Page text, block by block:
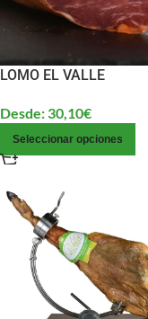
LOMO EL VALLE
Desde: 30,10€
Seleccionar opciones